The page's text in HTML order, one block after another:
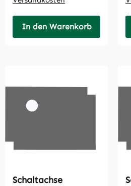
In den Warenkorb
Schaltachse